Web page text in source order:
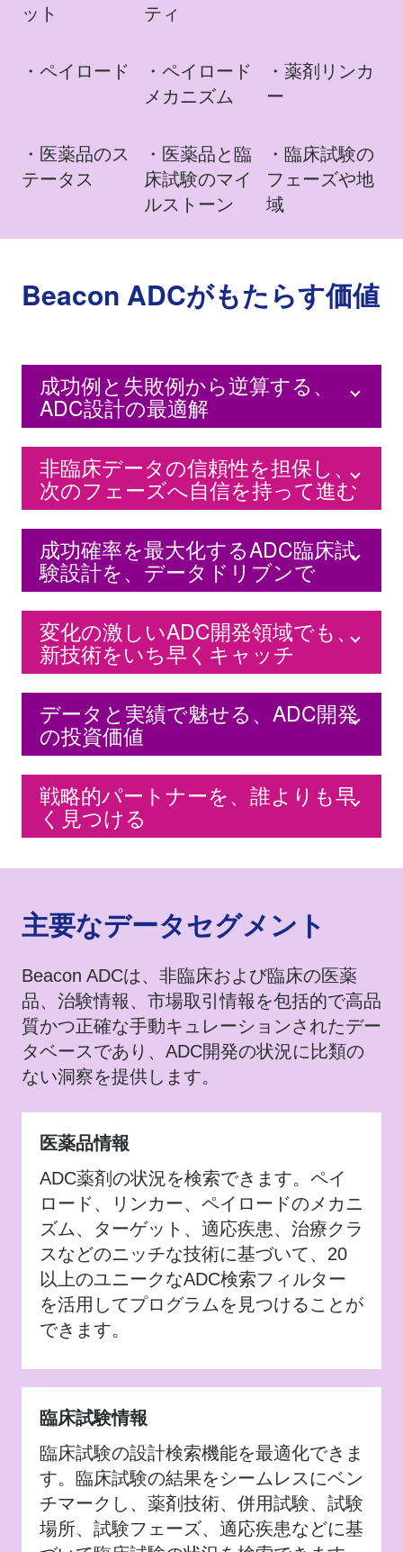
ット
ティ
・ペイロード
・ペイロード
メカニズム
・薬剤リンカ
ー
・医薬品のス
テータス
・医薬品と臨
床試験のマイ
ルストーン
・臨床試験の
フェーズや地
域
Beacon ADCがもたらす価値
成功例と失敗例から逆算する、
ADC設計の最適解
非臨床データの信頼性を担保し、
次のフェーズへ自信を持って進む
成功確率を最大化するADC臨床試
験設計を、データドリブンで
変化の激しいADC開発領域でも、
新技術をいち早くキャッチ
データと実績で魅せる、ADC開発
の投資価値
戦略的パートナーを、誰よりも早
く見つける
主要なデータセグメント
Beacon ADCは、非臨床および臨床の医薬
品、治験情報、市場取引情報を包括的で高品
質かつ正確な手動キュレーションされたデー
タベースであり、ADC開発の状況に比類の
ない洞察を提供します。
医薬品情報
ADC薬剤の状況を検索できます。ペイ
ロード、リンカー、ペイロードのメカニ
ズム、ターゲット、適応疾患、治療クラ
スなどのニッチな技術に基づいて、20
以上のユニークなADC検索フィルター
を活用してプログラムを見つけることが
できます。
臨床試験情報
臨床試験の設計検索機能を最適化できま
す。臨床試験の結果をシームレスにベン
チマークし、薬剤技術、併用試験、試験
場所、試験フェーズ、適応疾患などに基